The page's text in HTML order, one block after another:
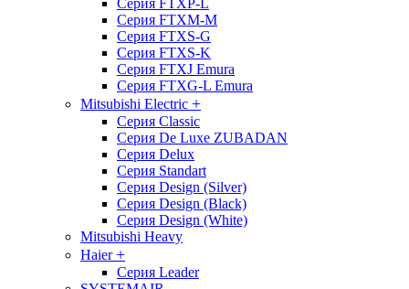
Серия FTXP-L
Серия FTXM-M
Серия FTXS-G
Серия FTXS-K
Серия FTXJ Emura
Серия FTXG-L Emura
Mitsubishi Electric +
Серия Classic
Серия De Luxe ZUBADAN
Серия Delux
Серия Standart
Серия Design (Silver)
Серия Design (Black)
Серия Design (White)
Mitsubishi Heavy
Haier+
Серия Leader